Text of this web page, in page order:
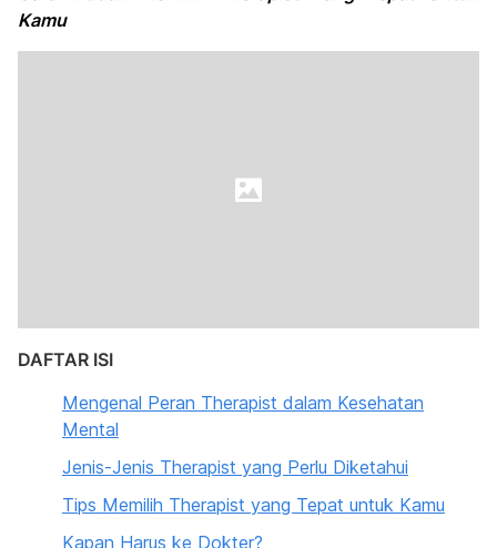
Kamu
DAFTAR ISI
Mengenal Peran Therapist dalam Kesehatan
Mental
Jenis-Jenis Therapist yang Perlu Diketahui
Tips Memilih Therapist yang Tepat untuk Kamu
Kapan Harus ke Dokter?